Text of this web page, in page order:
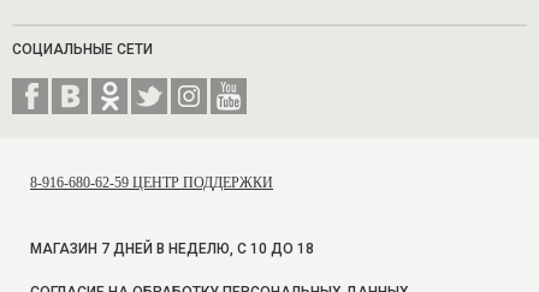
СОЦИАЛЬНЫЕ СЕТИ
8-916-680-62-59 ЦЕНТР ПОДДЕРЖКИ
МАГАЗИН 7 ДНЕЙ В НЕДЕЛЮ, С 10 ДО 18